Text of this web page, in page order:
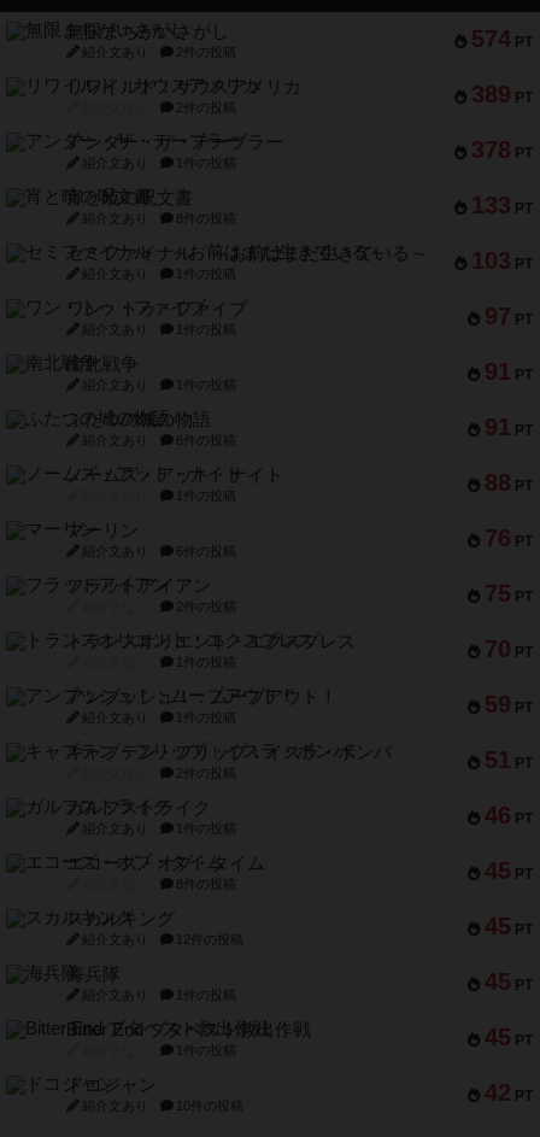
574 PT
無限まちがいさがし
紹介文あり 2件の投稿
389 PT
リワイルド：サウスアメリカ
2件の投稿
378 PT
アンダー・ザ・テーブラー
紹介文あり 1件の投稿
133 PT
宵と暁の呪文書
紹介文あり 8件の投稿
103 PT
セミファイナル ～お前はまだ生きている～
紹介文あり 1件の投稿
97 PT
ワン・トゥ・ファイブ
紹介文あり 1件の投稿
91 PT
南北戦争
紹介文あり 1件の投稿
91 PT
ふたつの城の物語
紹介文あり 6件の投稿
88 PT
ノームズ・アット・ナイト
1件の投稿
76 PT
マーリン
紹介文あり 6件の投稿
75 PT
フラットアイアン
2件の投稿
70 PT
トランスオリエント・エクスプレス
1件の投稿
59 PT
アンブッシュ！：ムーブアウト！
紹介文あり 1件の投稿
51 PT
キャプテン・フリップ：イスラ・ボンバ
2件の投稿
46 PT
ガルフストライク
紹介文あり 1件の投稿
45 PT
エコーズ・オブ・タイム
8件の投稿
45 PT
スカルキング
紹介文あり 12件の投稿
45 PT
海兵隊
紹介文あり 1件の投稿
45 PT
Bitter End ブタペスト救出作戦
1件の投稿
42 PT
ドコジャン
紹介文あり 10件の投稿